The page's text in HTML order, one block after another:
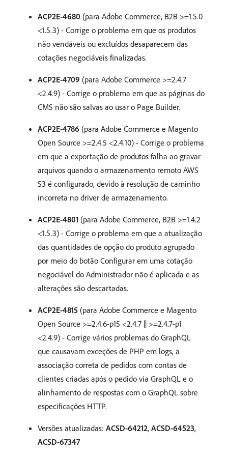
ACP2E-4680 (para Adobe Commerce, B2B >=1.5.0
<1.5.3) - Corrige o problema em que os produtos
não vendáveis ou excluídos desaparecem das
cotações negociáveis finalizadas.
ACP2E-4709 (para Adobe Commerce >=2.4.7
<2.4.9) - Corrige o problema em que as páginas do
CMS não são salvas ao usar o Page Builder.
ACP2E-4786 (para Adobe Commerce e Magento
Open Source >=2.4.5 <2.4.10) - Corrige o problema
em que a exportação de produtos falha ao gravar
arquivos quando o armazenamento remoto AWS
S3 é configurado, devido à resolução de caminho
incorreta no driver de armazenamento.
ACP2E-4801 (para Adobe Commerce, B2B >=1.4.2
<1.5.3) - Corrige o problema em que a atualização
das quantidades de opção do produto agrupado
por meio do botão Configurar em uma cotação
negociável do Administrador não é aplicada e as
alterações são descartadas.
ACP2E-4815 (para Adobe Commerce e Magento
Open Source >=2.4.6-p15 <2.4.7 || >=2.4.7-p1
<2.4.9) - Corrige vários problemas do GraphQL
que causavam exceções de PHP em logs, a
associação correta de pedidos com contas de
clientes criadas após o pedido via GraphQL e o
alinhamento de respostas com o GraphQL sobre
especificações HTTP.
Versões atualizadas: ACSD-64212, ACSD-64523,
ACSD-67347